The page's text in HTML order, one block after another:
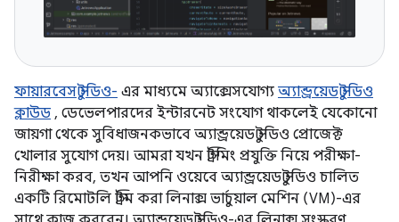
ফায়ারবেস স্টুডিও- এর মাধ্যমে অ্যাক্সেসযোগ্য অ্যান্ড্রয়েড স্টুডিও
ক্লাউড , ডেভেলপারদের ইন্টারনেট সংযোগ থাকলেই যেকোনো
জায়গা থেকে সুবিধাজনকভাবে অ্যান্ড্রয়েড স্টুডিও প্রোজেক্ট
খোলার সুযোগ দেয়। আমরা যখন স্ট্রিমিং প্রযুক্তি নিয়ে পরীক্ষা-
নিরীক্ষা করব, তখন আপনি ওয়েবে অ্যান্ড্রয়েড স্টুডিও চালিত
একটি রিমোটলি স্ট্রিম করা লিনাক্স ভার্চুয়াল মেশিন (VM)-এর